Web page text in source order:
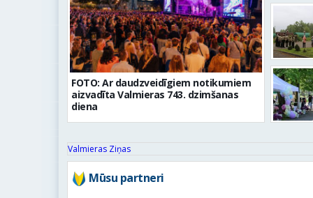
FOTO: Ar daudzveidīgiem notikumiem
aizvadīta Valmieras 743. dzimšanas
diena
Valmieras Ziņas
Mūsu partneri